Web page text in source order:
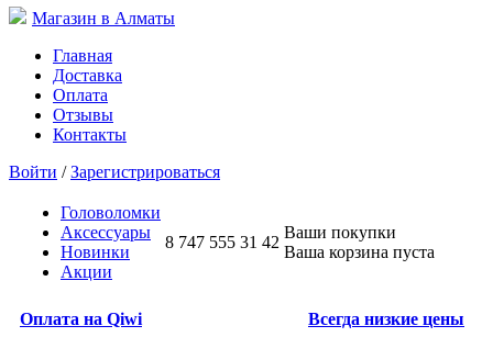
Магазин в Алматы
Главная
Доставка
Оплата
Отзывы
Контакты
Войти /Зарегистрироваться
Головоломки
Аксессуары
Новинки
Акции
8 747 555 31 42
Ваши покупки
Ваша корзина пуста
Оплата на Qiwi
Всегда низкие цены